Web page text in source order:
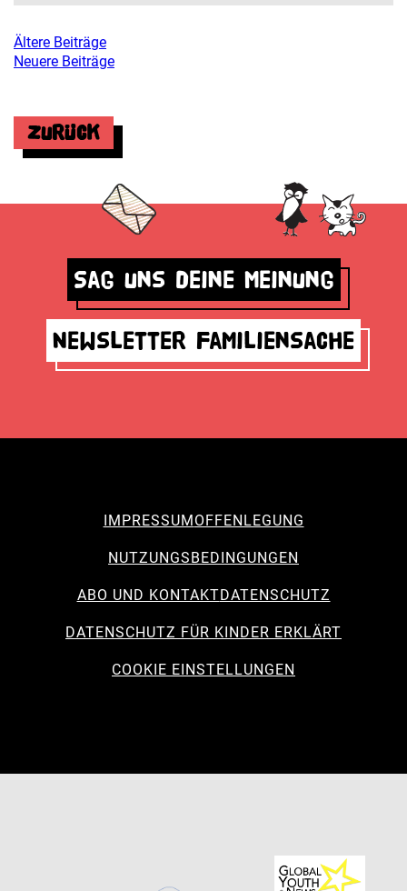
Beitragsnavigation
Ältere Beiträge
Neuere Beiträge
Zurück
Sag uns deine Meinung
Newsletter Familiensache
IMPRESSUM OFFENLEGUNG
NUTZUNGSBEDINGUNGEN
ABO UND KONTAKTDATENSCHUTZ
DATENSCHUTZ FÜR KINDER ERKLÄRT
COOKIE EINSTELLUNGEN